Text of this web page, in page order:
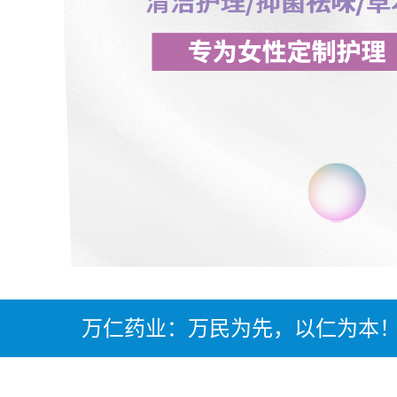
万仁药业：万民为先，以仁为本